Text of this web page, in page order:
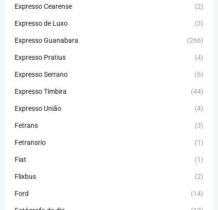
Expresso Cearense (2)
Expresso de Luxo (3)
Expresso Guanabara (266)
Expresso Pratius (4)
Expresso Serrano (6)
Expresso Timbira (44)
Expresso União (4)
Fetrans (3)
Fetransrio (1)
Fiat (1)
Flixbus (2)
Ford (14)